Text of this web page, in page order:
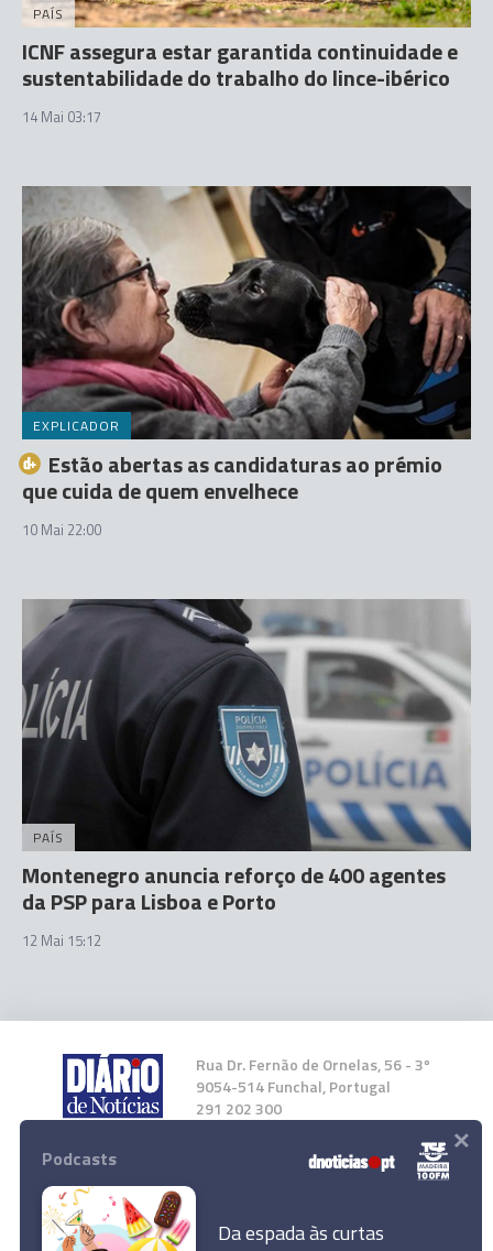
PAÍS
ICNF assegura estar garantida continuidade e
sustentabilidade do trabalho do lince-ibérico
14 Mai 03:17
EXPLICADOR
Estão abertas as candidaturas ao prémio
que cuida de quem envelhece
10 Mai 22:00
PAÍS
Montenegro anuncia reforço de 400 agentes
da PSP para Lisboa e Porto
12 Mai 15:12
Rua Dr. Fernão de Ornelas, 56 - 3º
9054-514 Funchal, Portugal
291 202 300
Instale a nossa App
Podcasts
Da espada às curtas
×